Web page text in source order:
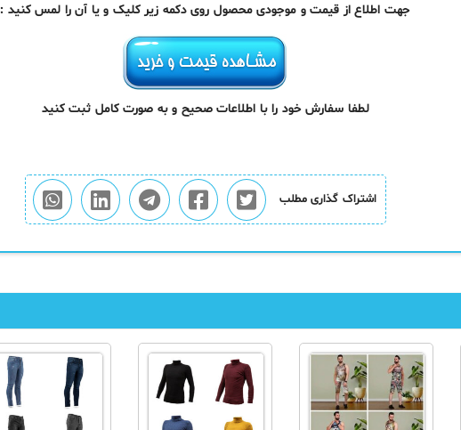
جهت اطلاع از قیمت و موجودی محصول روی دکمه زیر کلیک و یا آن را لمس کنید :
لطفا سفارش خود را با اطلاعات صحیح و به صورت کامل ثبت کنید
اشتراک گذاری مطلب